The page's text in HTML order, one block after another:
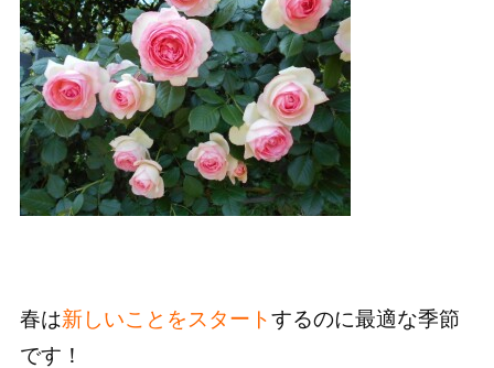
春は新しいことをスタートするのに最適な季節
です！